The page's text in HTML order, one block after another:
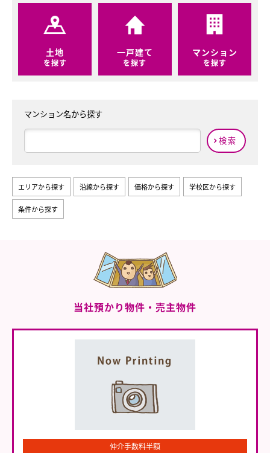
土地
を探す
一戸建て
を探す
マンション
を探す
マンション名から探す
検索
エリアから探す 沿線から探す 価格から探す 学校区から探す
条件から探す
当社預かり物件・売主物件
仲介手数料半額